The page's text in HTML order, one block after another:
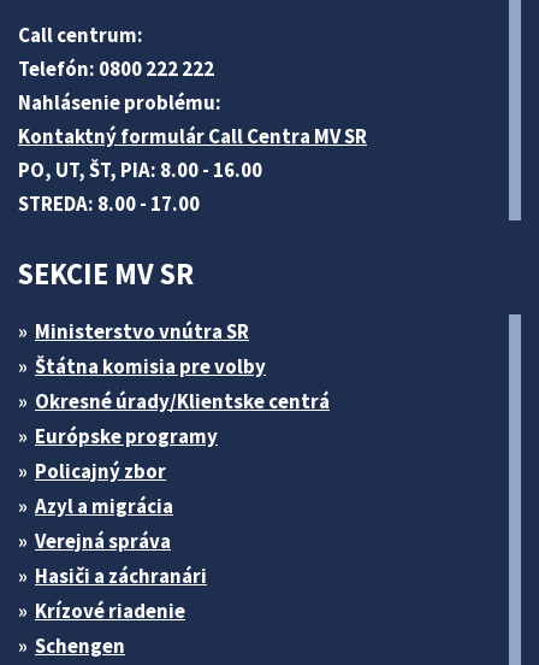
Call centrum:
Telefón: 0800 222 222
Nahlásenie problému:
Kontaktný formulár Call Centra MV SR
PO, UT, ŠT, PIA: 8.00 - 16.00
STREDA: 8.00 - 17.00
SEKCIE MV SR
Ministerstvo vnútra SR
Štátna komisia pre volby
Okresné úrady/Klientske centrá
Európske programy
Policajný zbor
Azyl a migrácia
Verejná správa
Hasiči a záchranári
Krízové riadenie
Schengen